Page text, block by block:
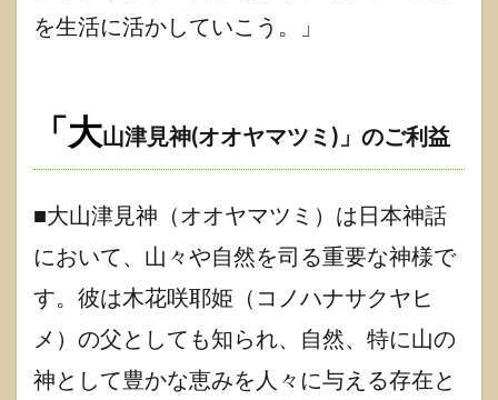
1.5.1
「大山
『大山
1.6
ぎこ
の】
紹介
1.6.1
にぎこ
の公式
を生活に活かしていこう。」
「大山津見神(オオヤマツミ)」 のご利益
■大山津見神（オオヤマツミ）は日本神話
において、山々や自然を司る重要な神様で
す。彼は木花咲耶姫（コノハナサクヤヒ
メ）の父としても知られ、自然、特に山の
神として豊かな恵みを人々に与える存在と